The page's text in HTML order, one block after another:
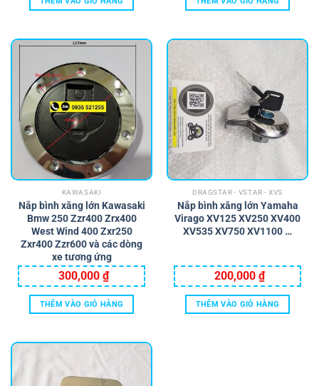
KAWASAKI
Nắp bình xăng lớn Kawasaki
Bmw 250 Zzr400 Zrx400
West Wind 400 Zxr250
Zxr400 Zzr600 và các dòng
xe tương ứng
300,000 ₫
THÊM VÀO GIỎ HÀNG
DRAGSTAR - VSTAR - XVS
Nắp bình xăng lớn Yamaha
Virago XV125 XV250 XV400
XV535 XV750 XV1100 …
200,000 ₫
THÊM VÀO GIỎ HÀNG